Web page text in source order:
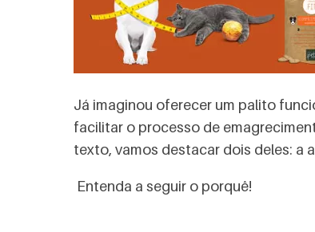
Já imaginou oferecer um palito
facilitar o processo de
texto, vamos destacar dois deles: a
Entenda a seguir o porquê!